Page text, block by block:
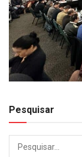
Pesquisar